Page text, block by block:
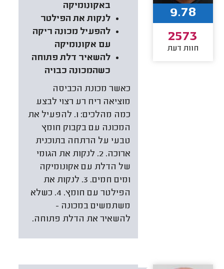
באקונומיקה
לנקות את הפילטר
להפעיל מכונה ריקה
עם אקונומיקה
להשאיר דלת פתוחה
כשהמכונה כבויה
כאשר מכונת הכביסה
מוציאה ריח רע רצוי לבצע
כמה מהלכים: 1. להפעיל את
המכונה עם בקבוק חומץ
טבעי על הרתחה בתוכנית
ארוכה. 2. לנקות את הגומי
של הדלת עם אקונומיקה
ומים חמים. 3. לנקות את
הפילטר עם חומץ. 4. כשלא
משתמשים במכונה -
להשאיר את הדלת פתוחה.
9.78
2573
חוות דעת